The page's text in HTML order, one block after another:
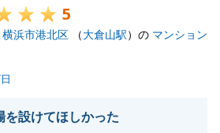
ましたら、ぜひご挨拶に伺わせ
しくお願いいたします。
閉じる
5
横浜市港北区 （大倉山駅）の マンション
を設けてほしかった